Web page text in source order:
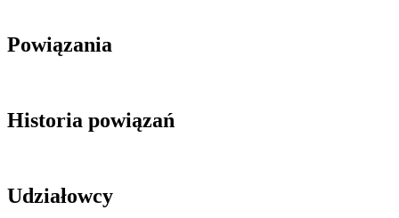
Powiązania
Historia powiązań
Udziałowcy